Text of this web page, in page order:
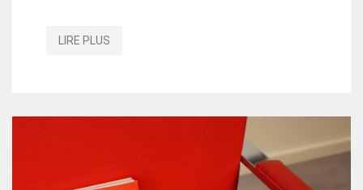
LIRE PLUS